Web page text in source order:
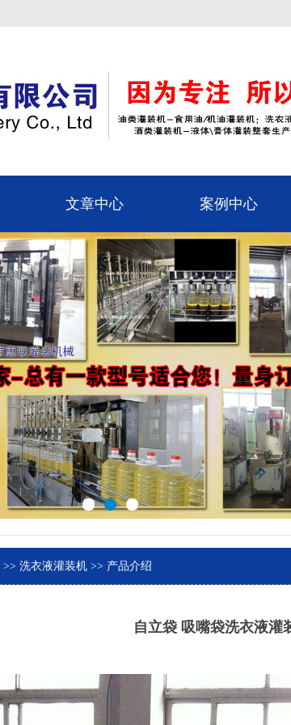
文章中心 案例中心
>> 洗衣液灌装机 >> 产品介绍
自立袋 吸嘴袋洗衣液灌